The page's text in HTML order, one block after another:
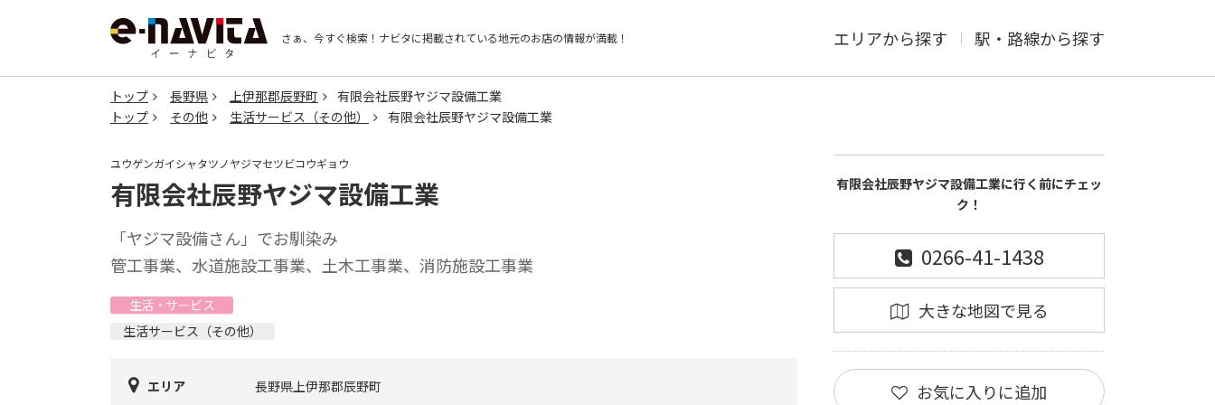
さぁ、今すぐ検索！ ナビタに掲載されている地元のお店の情報が満載！ エリアから探す 駅・路線から探す
トップ 長野県 上伊那郡辰野町
有限会社辰野ヤジマ設備工業
トップ
その他 生活サービス（その他） 有限会社辰野ヤジマ設備工業
ユウゲンガイシャタツノヤジマセツビコウギョウ
有限会社辰野ヤジマ設備工業
「ヤジマ設備さん」でお馴染み
管工事業、水道施設工事業、土木工事業、消防施設工事業
生活・サービス
生活サービス（その他）
エリア 長野県上伊那郡辰野町
有限会社辰野ヤジマ設備工業に行く前にチェッ
ク！
0266-41-1438
大きな地図で見る
お気に入りに追加